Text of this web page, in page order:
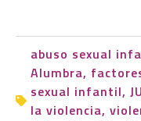
abuso sexual
Alumbra,
sexual infantil,
la violencia,